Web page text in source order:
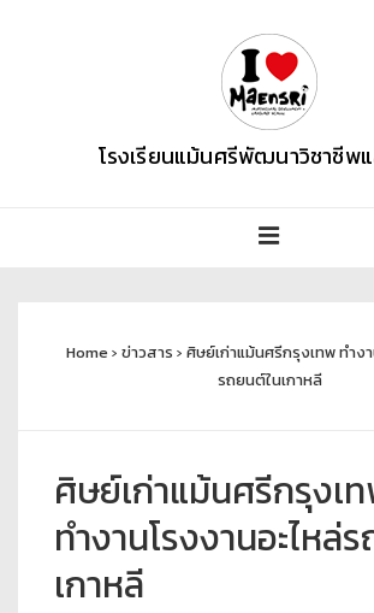
โรงเรียนแม้นศรีพัฒนาวิชาชีพแ
Home› ข่าวสาร › ศิษย์เก่าแม้นศรีกรุงเทพ ทำง
รถยนต์ในเกาหลี
ศิษย์เก่าแม้นศรีกรุงเ
ทำงานโรงงานอะไหล่
เกาหลี